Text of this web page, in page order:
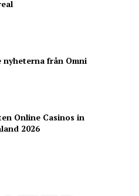
nyheterna från Omni
Online Casinos in
2026